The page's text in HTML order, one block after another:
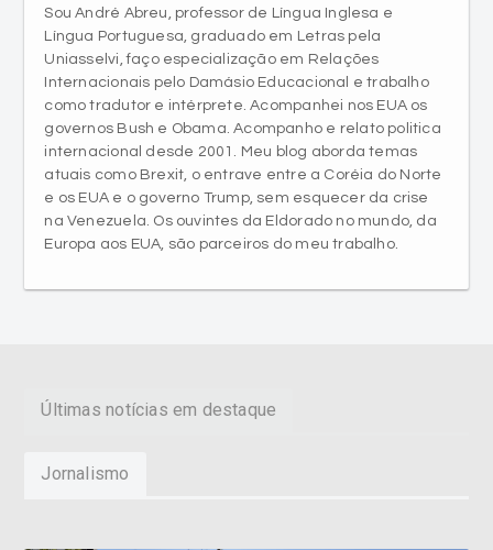
Sou André Abreu, professor de Língua Inglesa e
Língua Portuguesa, graduado em Letras pela
Uniasselvi, faço especialização em Relações
Internacionais pelo Damásio Educacional e trabalho
como tradutor e intérprete. Acompanhei nos EUA os
governos Bush e Obama. Acompanho e relato politica
internacional desde 2001. Meu blog aborda temas
atuais como Brexit, o entrave entre a Coréia do Norte
e os EUA e o governo Trump, sem esquecer da crise
na Venezuela. Os ouvintes da Eldorado no mundo, da
Europa aos EUA, são parceiros do meu trabalho.
Últimas notícias em destaque
Jornalismo